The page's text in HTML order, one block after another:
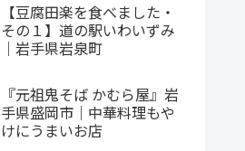
【豆腐田楽を食べました・
その１】道の駅いわいずみ
｜岩手県岩泉町
『元祖鬼そば かむら屋』岩
手県盛岡市｜中華料理もや
けにうまいお店